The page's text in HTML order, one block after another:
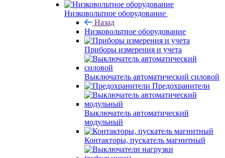
Низковольтное оборудование
Назад
Низковольтное оборудование
Приборы измерения и учета
Выключатель автоматический силовой
Предохранители
Выключатель автоматический
модульный
Контакторы, пускатель магнитный